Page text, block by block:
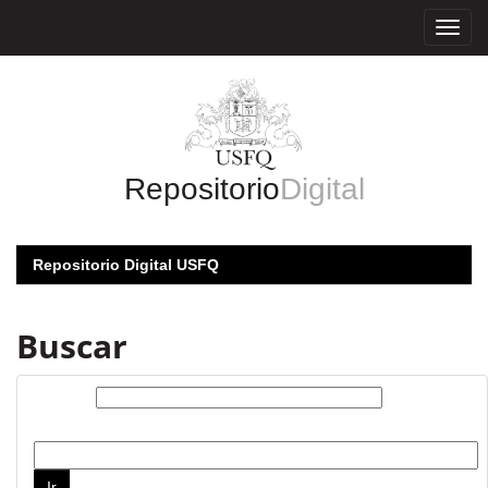
RepositorioDigital
Repositorio Digital USFQ
Buscar